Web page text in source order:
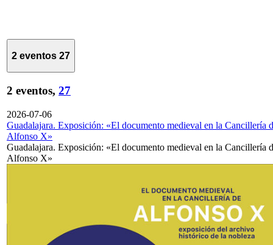
2 eventos 27
2 eventos, 27
2026-07-06
Guadalajara. Exposición: «El documento medieval en la Cancillería
Alfonso X»
Guadalajara. Exposición: «El documento medieval en la Cancillería
Alfonso X»